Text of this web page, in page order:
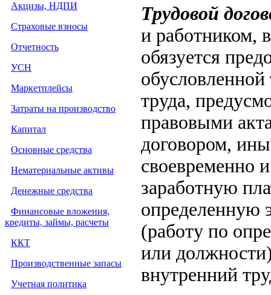
Акцизы, НДПИ
Страховые взносы
Отчетность
УСН
Маркетплейсы
Затраты на производство
Капитал
Основные средства
Нематериальные активы
Денежные средства
Финансовые вложения,
кредиты, займы, расчеты
ККТ
Производственные запасы
Учетная политика
Трудовой
и работником,
обязуется
труда,
правовыми
договором,
своевременно
заработную
определенную
(работу по
или
внутренний